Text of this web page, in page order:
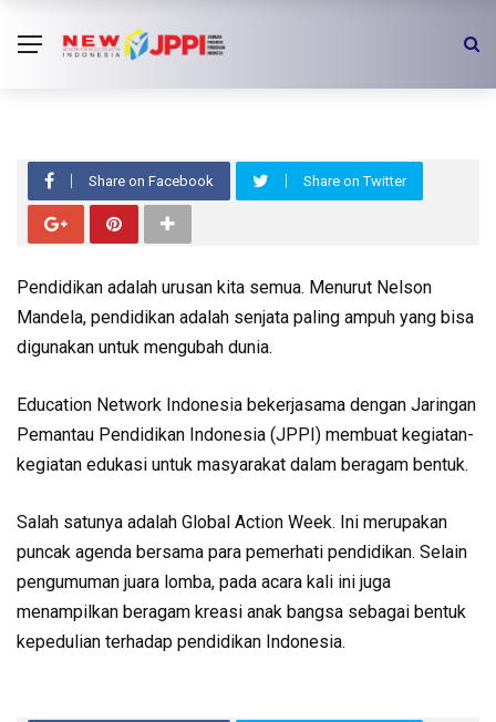
Event – GLOBAL ACTION WEEK
2015 #VoteForEducation
Share on Facebook Share on Twitter
Pendidikan adalah urusan kita semua. Menurut Nelson
Mandela, pendidikan adalah senjata paling ampuh yang bisa
digunakan untuk mengubah dunia.
Education Network Indonesia bekerjasama dengan Jaringan
Pemantau Pendidikan Indonesia (JPPI) membuat kegiatan-
kegiatan edukasi untuk masyarakat dalam beragam bentuk.
Salah satunya adalah Global Action Week. Ini merupakan
puncak agenda bersama para pemerhati pendidikan. Selain
pengumuman juara lomba, pada acara kali ini juga
menampilkan beragam kreasi anak bangsa sebagai bentuk
kepedulian terhadap pendidikan Indonesia.